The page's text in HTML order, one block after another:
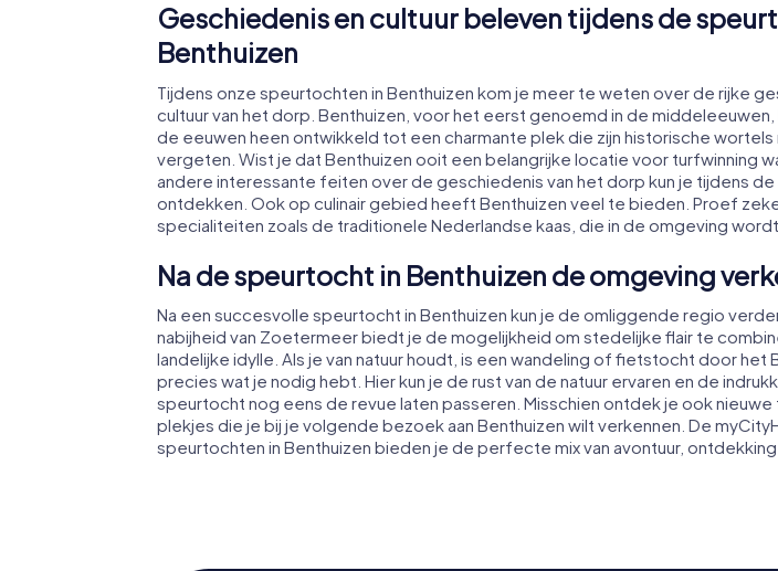
Geschiedenis en cultuur beleven tijdens de
Benthuizen
Tijdens onze speurtochten in Benthuizen kom je meer te weten over de rijke
cultuur van het dorp. Benthuizen, voor het eerst genoemd in de
de eeuwen heen ontwikkeld tot een charmante plek die zijn historische
vergeten. Wist je dat Benthuizen ooit een belangrijke locatie voor turfwinning
andere interessante feiten over de geschiedenis van het dorp kun je tijdens
ontdekken. Ook op culinair gebied heeft Benthuizen veel te bieden. Proef
specialiteiten zoals de traditionele Nederlandse kaas, die in de omgeving
Na de speurtocht in Benthuizen de omgeving
Na een succesvolle speurtocht in Benthuizen kun je de omliggende regio
nabijheid van Zoetermeer biedt je de mogelijkheid om stedelijke flair te
landelijke idylle. Als je van natuur houdt, is een wandeling of fietstocht door het
precies wat je nodig hebt. Hier kun je de rust van de natuur ervaren en de
speurtocht nog eens de revue laten passeren. Misschien ontdek je ook
plekjes die je bij je volgende bezoek aan Benthuizen wilt verkennen. De
speurtochten in Benthuizen bieden je de perfecte mix van avontuur, ontdekking